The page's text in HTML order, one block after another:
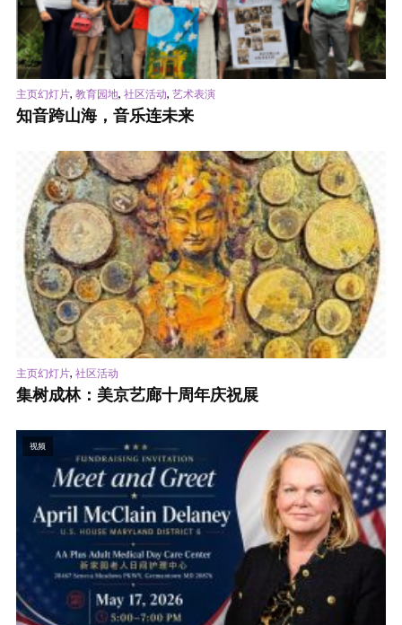
主页幻灯片, 教育园地, 社区活动, 艺术表演
知音跨山海，音乐连未来
主页幻灯片, 社区活动
集树成林：美京艺廊十周年庆祝展
视频